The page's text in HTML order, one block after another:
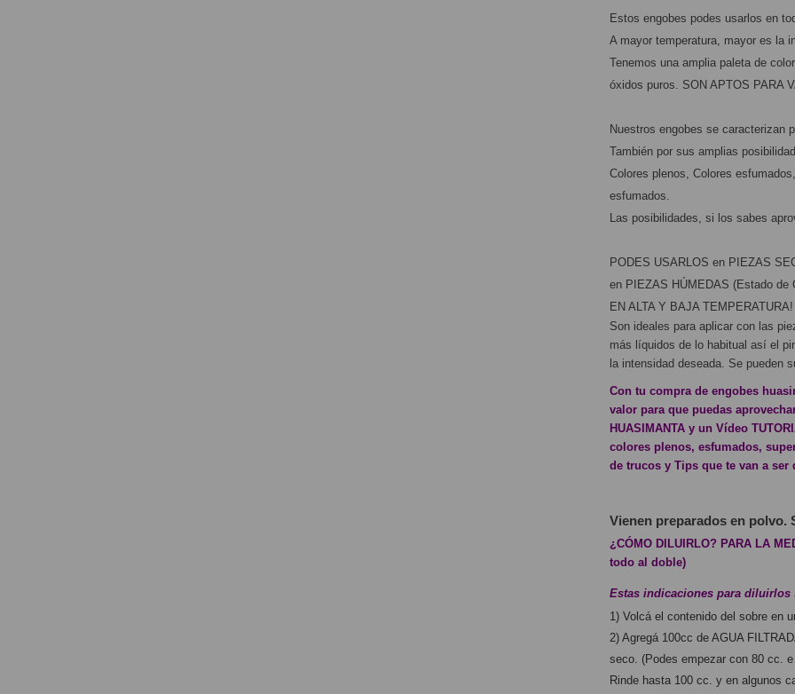
Estos engobes podes usarlos en
A mayor temperatura, mayor es la
Tenemos una amplia paleta de
óxidos puros. SON APTOS PARA
Nuestros engobes se caracterizan
También por sus amplias
Colores plenos, Colores
esfumados.
Las posibilidades, si los sabes
PODES USARLOS en PIEZAS
en PIEZAS HÚMEDAS (Estado de
EN ALTA Y BAJA TEMPERATURA!
Son ideales para aplicar con las
más líquidos de lo habitual así el
la intensidad deseada. Se pueden
Con tu compra de engobes
valor para que puedas
HUASIMANTA y un Vídeo
colores plenos, esfumados,
de trucos y Tips que te van a ser
Vienen preparados en polvo.
¿CÓMO DILUIRLO? PARA LA
todo al doble)
Estas indicaciones para diluirlos
1) Volcá el contenido del sobre en
2) Agregá 100cc de AGUA
seco. (Podes empezar con 80 cc.
Rinde hasta 100 cc. y en algunos